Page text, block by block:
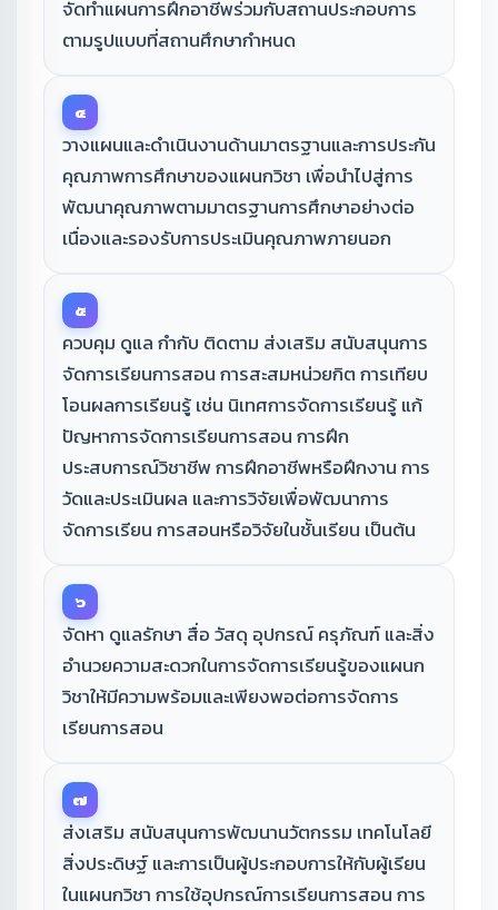
จัดทำแผนการฝึกอาชีพร่วมกับสถานประกอบการ
ตามรูปแบบที่สถานศึกษากำหนด
๔
วางแผนและดำเนินงานด้านมาตรฐานและการประกัน
คุณภาพการศึกษาของแผนกวิชา เพื่อนำไปสู่การ
พัฒนาคุณภาพตามมาตรฐานการศึกษาอย่างต่อ
เนื่องและรองรับการประเมินคุณภาพภายนอก
๕
ควบคุม ดูแล กำกับ ติดตาม ส่งเสริม สนับสนุนการ
จัดการเรียนการสอน การสะสมหน่วยกิต การเทียบ
โอนผลการเรียนรู้ เช่น นิเทศการจัดการเรียนรู้ แก้
ปัญหาการจัดการเรียนการสอน การฝึก
ประสบการณ์วิชาชีพ การฝึกอาชีพหรือฝึกงาน การ
วัดและประเมินผล และการวิจัยเพื่อพัฒนาการ
จัดการเรียน การสอนหรือวิจัยในชั้นเรียน เป็นต้น
๖
จัดหา ดูแลรักษา สื่อ วัสดุ อุปกรณ์ ครุภัณฑ์ และสิ่ง
อำนวยความสะดวกในการจัดการเรียนรู้ของแผนก
วิชาให้มีความพร้อมและเพียงพอต่อการจัดการ
เรียนการสอน
๗
ส่งเสริม สนับสนุนการพัฒนานวัตกรรม เทคโนโลยี
สิ่งประดิษฐ์ และการเป็นผู้ประกอบการให้กับผู้เรียน
ในแผนกวิชา การใช้อุปกรณ์การเรียนการสอน การ